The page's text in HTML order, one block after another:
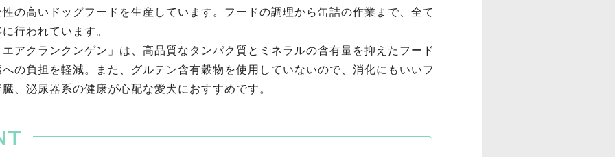
の高いドッグフードを生産しています。フードの調理から缶詰の作業まで、全て
行われています。
アクランクンゲン」は、高品質なタンパク質とミネラルの含有量を抑えたフード
の負担を軽減。また、グルテン含有穀物を使用していないので、消化にもいいフ
、泌尿器系の健康が心配な愛犬におすすめです。